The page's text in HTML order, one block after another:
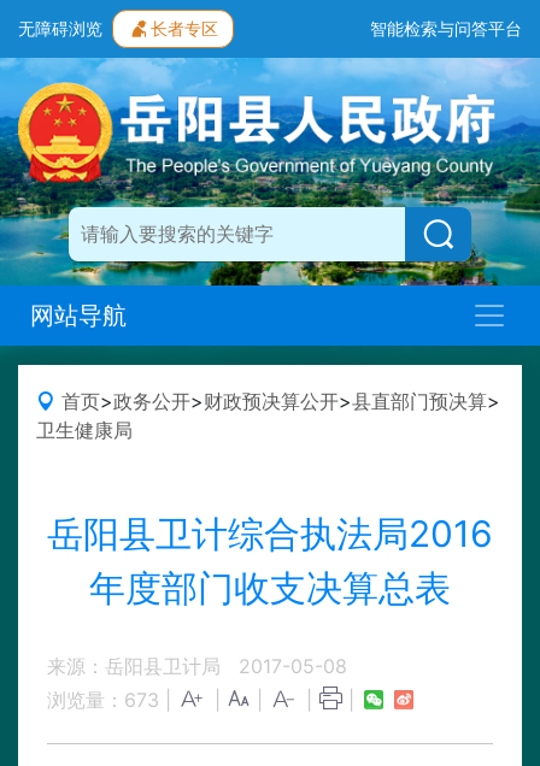
无障碍浏览 长者专区 智能检索与问答平台
网站导航
首页>政务公开>财政预决算公开>县直部门预决算>
卫生健康局
岳阳县卫计综合执法局2016
年度部门收支决算总表
来源：岳阳县卫计局
2017-05-08
浏览量： 673